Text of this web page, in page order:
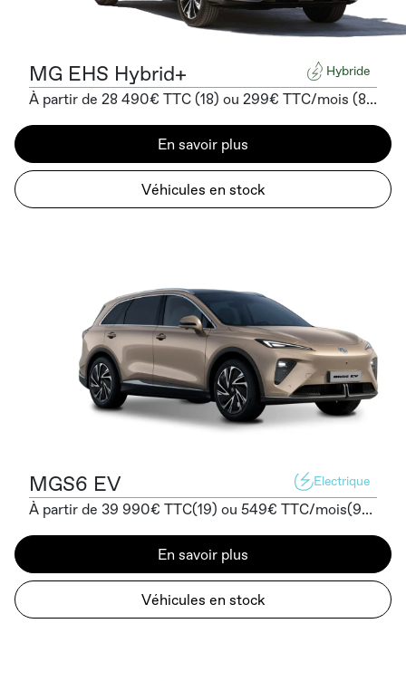
MG EHS Hybrid+ Hybride
À partir de 28 490€ TTC (18) ou 299€ TTC/mois (8) sans apport
En savoir plus
Véhicules en stock
MGS6 EV Electrique
À partir de 39 990€ TTC(19) ou 549€ TTC/mois(9) sans apport
En savoir plus
Véhicules en stock